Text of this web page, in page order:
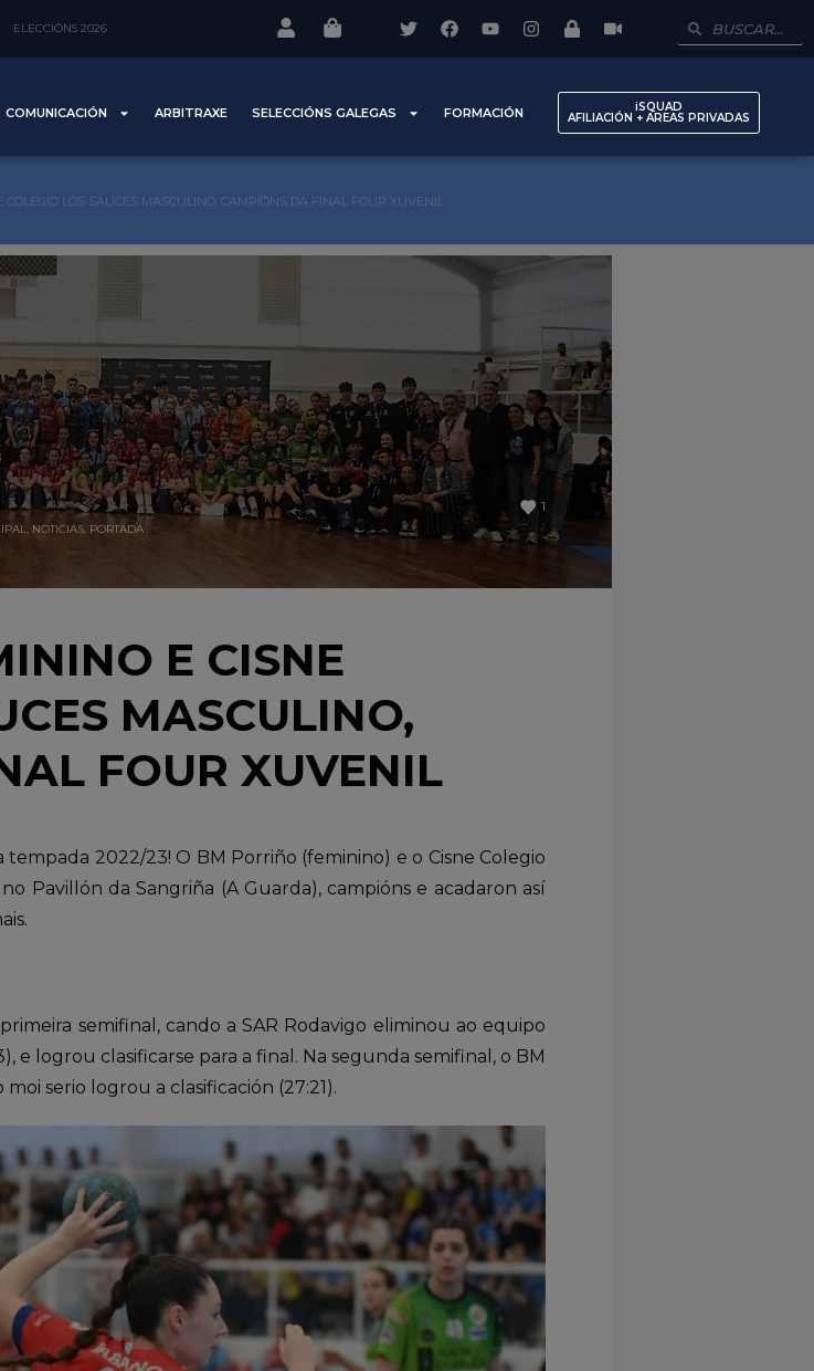
ELECCIÓNS 2026
COMUNICACIÓN ARBITRAXE SELECCIÓNS GALEGAS FORMACIÓN iSQUAD
AFILIACIÓN + AREAS PRIVADAS
LOS SAUCES MASCULINO, CAMPIÓNS DA FINAL FOUR XUVENIL
1
, NOTICIAS, PORTADA
E CISNE
MASCULINO,
FOUR XUVENIL
2022/23! O BM Porriño (feminino) e o Cisne Colegio
Pavillón da Sangriña (A Guarda), campións e acadaron así
semifinal, cando a SAR Rodavigo eliminou ao equipo
e logrou clasificarse para a final. Na segunda semifinal, o BM
serio logrou a clasificación (27:21).